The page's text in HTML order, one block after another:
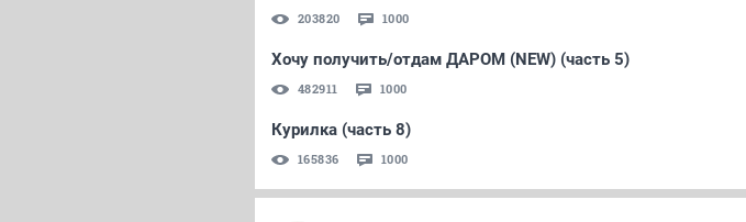
203820 1000
Хочу получить/отдам ДАРОМ (NEW) (часть 5)
482911 1000
Курилка (часть 8)
165836 1000